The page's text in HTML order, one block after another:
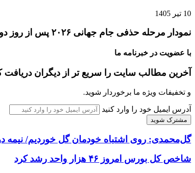
10 تیر 1405
نمودار مرحله حذفی جام جهانی ۲۰۲۶ پس از روز دوم مرحله یک‌شانزدهم نهایی
با عضویت در خبرنامه ما
آخرین مطالب سایت را سریع تر از دیگران دریافت
و تخفیفات ویژه ما برخوردار شوید.
آدرس ایمیل خود را وارد کنید
گل‌محمدی: روی اشتباه خودمان گل خوردیم/ نیمه
شاخص کل بورس امروز ۴۶ هزار واحد رشد کرد